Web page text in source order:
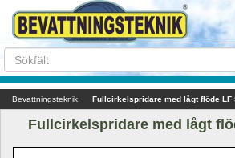
Bevattningsteknik Fullcirkelspridare med lågt flöde LF
Fullcirkelspridare med lågt